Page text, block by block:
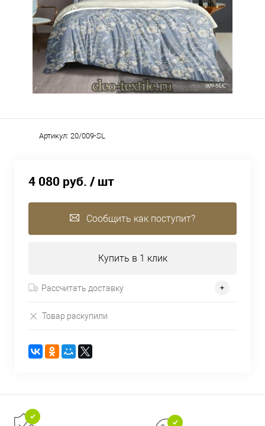
Артикул: 20/009-SL
4 080 руб. / шт
Сообщить как поступит?
Купить в 1 клик
Рассчитать доставку
Товар раскупили